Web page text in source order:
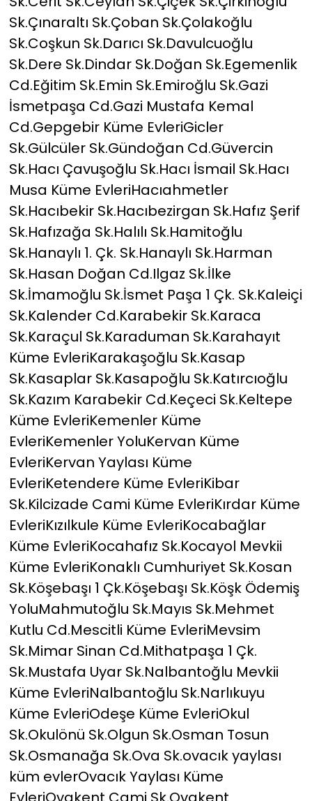
Sk.Çınaraltı Sk.Çoban Sk.Çolakoğlu
Sk.Coşkun Sk.Darıcı Sk.Davulcuoğlu
Sk.Dere Sk.Dindar Sk.Doğan Sk.Egemenlik
Cd.Eğitim Sk.Emin Sk.Emiroğlu Sk.Gazi
İsmetpaşa Cd.Gazi Mustafa Kemal
Cd.Gepgebir Küme EvleriGicler
Sk.Gülcüler Sk.Gündoğan Cd.Güvercin
Sk.Hacı Çavuşoğlu Sk.Hacı İsmail Sk.Hacı
Musa Küme EvleriHacıahmetler
Sk.Hacıbekir Sk.Hacıbezirgan Sk.Hafız Şerif
Sk.Hafızağa Sk.Halılı Sk.Hamitoğlu
Sk.Hanaylı 1. Çk. Sk.Hanaylı Sk.Harman
Sk.Hasan Doğan Cd.Ilgaz Sk.İlke
Sk.İmamoğlu Sk.İsmet Paşa 1 Çk. Sk.Kaleiçi
Sk.Kalender Cd.Karabekir Sk.Karaca
Sk.Karaçul Sk.Karaduman Sk.Karahayıt
Küme EvleriKarakaşoğlu Sk.Kasap
Sk.Kasaplar Sk.Kasapoğlu Sk.Katırcıoğlu
Sk.Kazım Karabekir Cd.Keçeci Sk.Keltepe
Küme EvleriKemenler Küme
EvleriKemenler YoluKervan Küme
EvleriKervan Yaylası Küme
EvleriKetendere Küme EvleriKibar
Sk.Kilcizade Cami Küme EvleriKırdar Küme
EvleriKızılkule Küme EvleriKocabağlar
Küme EvleriKocahafız Sk.Kocayol Mevkii
Küme EvleriKonaklı Cumhuriyet Sk.Kosan
Sk.Köşebaşı 1 Çk.Köşebaşı Sk.Köşk Ödemiş
YoluMahmutoğlu Sk.Mayıs Sk.Mehmet
Kutlu Cd.Mescitli Küme EvleriMevsim
Sk.Mimar Sinan Cd.Mithatpaşa 1 Çk.
Sk.Mustafa Uyar Sk.Nalbantoğlu Mevkii
Küme EvleriNalbantoğlu Sk.Narlıkuyu
Küme EvleriOdeşe Küme EvleriOkul
Sk.Okulönü Sk.Olgun Sk.Osman Tosun
Sk.Osmanağa Sk.Ova Sk.ovacık yaylası
küm evlerOvacık Yaylası Küme